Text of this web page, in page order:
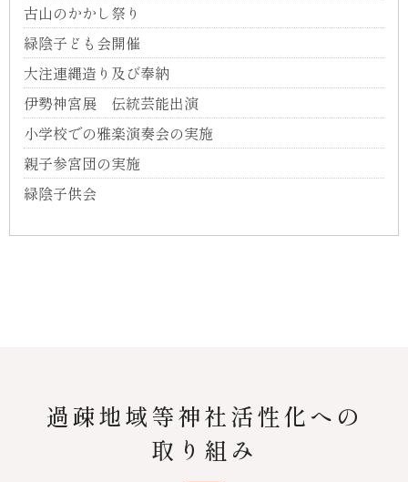
古山のかかし祭り
緑陰子ども会開催
大注連縄造り及び奉納
伊勢神宮展 伝統芸能出演
小学校での雅楽演奏会の実施
親子参宮団の実施
緑陰子供会
過疎地域等神社活性化への
取り組み